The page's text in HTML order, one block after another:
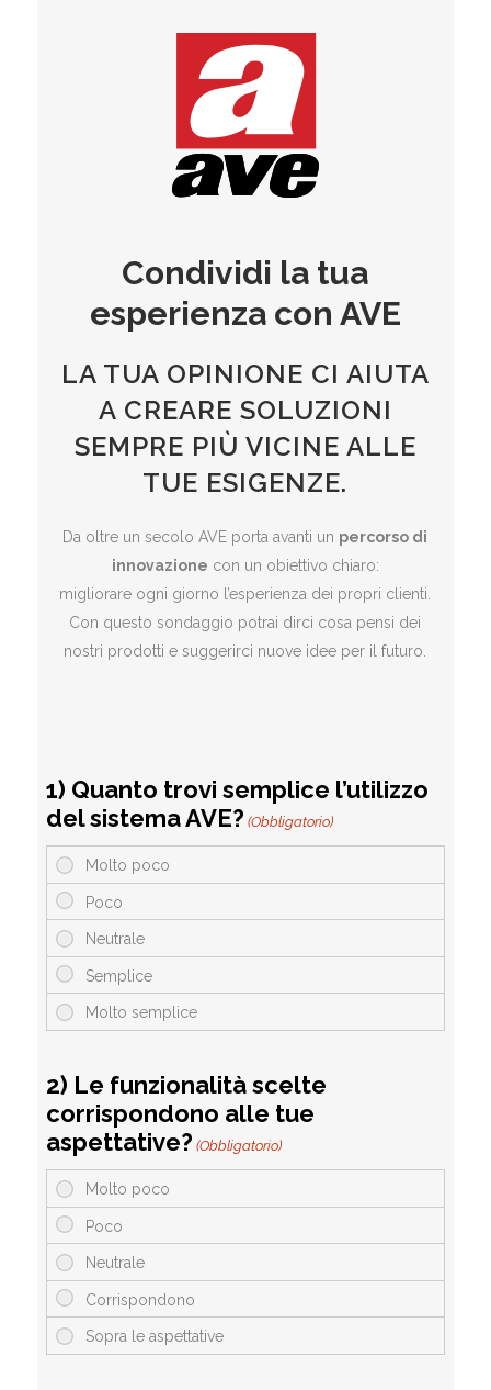
Condividi la tua
esperienza con AVE
LA TUA OPINIONE CI AIUTA
A CREARE SOLUZIONI
SEMPRE PIÙ VICINE ALLE
TUE ESIGENZE.
Da oltre un secolo AVE porta avanti un percorso di
innovazione con un obiettivo chiaro:
migliorare ogni giorno l’esperienza dei propri clienti.
Con questo sondaggio potrai dirci cosa pensi dei
nostri prodotti e suggerirci nuove idee per il futuro.
1) Quanto trovi semplice l’utilizzo
del sistema AVE? (Obbligatorio)
2) Le funzionalità scelte
corrispondono alle tue
aspettative? (Obbligatorio)